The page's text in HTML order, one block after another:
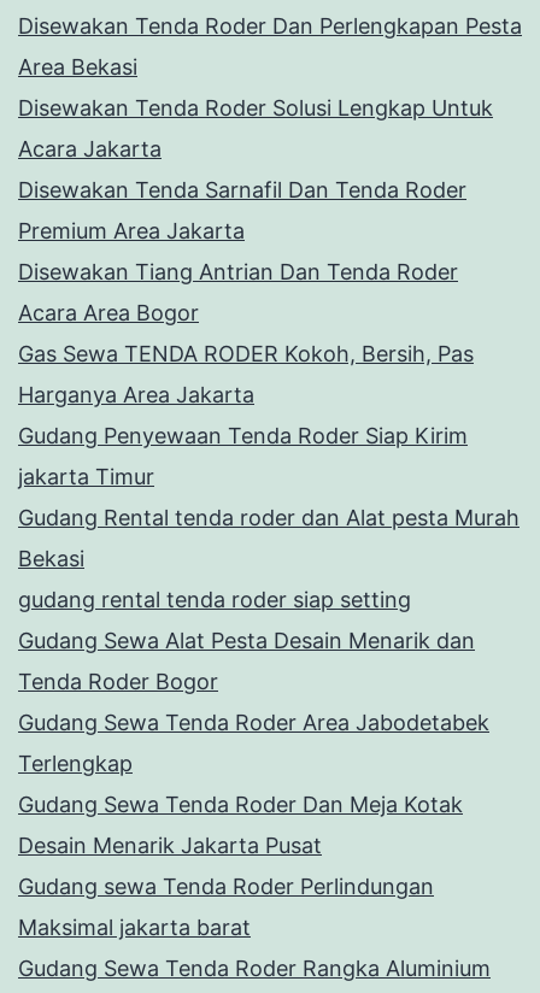
Disewakan Tenda Roder Dan Perlengkapan Pesta
Area Bekasi
Disewakan Tenda Roder Solusi Lengkap Untuk
Acara Jakarta
Disewakan Tenda Sarnafil Dan Tenda Roder
Premium Area Jakarta
Disewakan Tiang Antrian Dan Tenda Roder
Acara Area Bogor
Gas Sewa TENDA RODER Kokoh, Bersih, Pas
Harganya Area Jakarta
Gudang Penyewaan Tenda Roder Siap Kirim
jakarta Timur
Gudang Rental tenda roder dan Alat pesta Murah
Bekasi
gudang rental tenda roder siap setting
Gudang Sewa Alat Pesta Desain Menarik dan
Tenda Roder Bogor
Gudang Sewa Tenda Roder Area Jabodetabek
Terlengkap
Gudang Sewa Tenda Roder Dan Meja Kotak
Desain Menarik Jakarta Pusat
Gudang sewa Tenda Roder Perlindungan
Maksimal jakarta barat
Gudang Sewa Tenda Roder Rangka Aluminium